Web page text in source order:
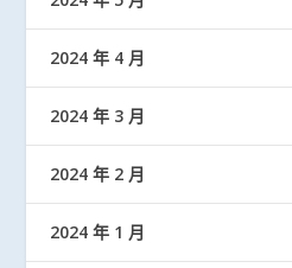
2024 年 4 月
2024 年 3 月
2024 年 2 月
2024 年 1 月